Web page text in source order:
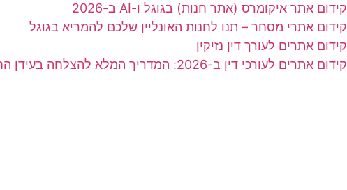
קידום אתר איקומרס (אתר חנות) בגוגל ו-AI ב-2026
קידום אתרי מסחר – תנו לחנות האונליין שלכם להמריא בגוגל
קידום אתרים לעורך דין נזיקין
קידום אתרים לעורכי דין ב-2026: המדריך המלא להצלחה בעידן החדש